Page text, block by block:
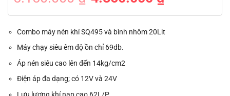
gốc
5.150.000 ₫.
là:
4.850.000 ₫.
Combo máy nén khí SQ495 và bình nhôm 20Lit
Máy chạy siêu êm độ ồn chỉ 69db.
Áp nén siêu cao lên đến 14kg/cm2
Điện áp đa dạng; có 12V và 24V
Lưu lượng khí nạp cao 62L/P